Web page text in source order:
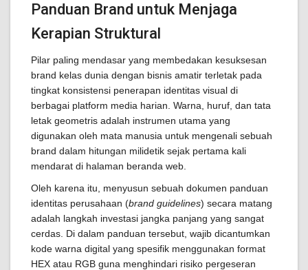
Panduan Brand untuk Menjaga
Kerapian Struktural
Pilar paling mendasar yang membedakan kesuksesan
brand kelas dunia dengan bisnis amatir terletak pada
tingkat konsistensi penerapan identitas visual di
berbagai platform media harian. Warna, huruf, dan tata
letak geometris adalah instrumen utama yang
digunakan oleh mata manusia untuk mengenali sebuah
brand dalam hitungan milidetik sejak pertama kali
mendarat di halaman beranda web.
Oleh karena itu, menyusun sebuah dokumen panduan
identitas perusahaan (brand guidelines) secara matang
adalah langkah investasi jangka panjang yang sangat
cerdas. Di dalam panduan tersebut, wajib dicantumkan
kode warna digital yang spesifik menggunakan format
HEX atau RGB guna menghindari risiko pergeseran